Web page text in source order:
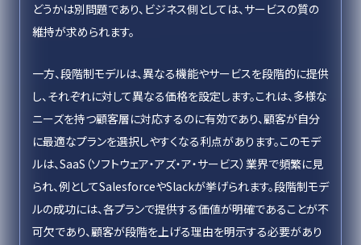
どうかは別問題であり、ビジネス側としては、サービスの質の
維持が求められます。
一方、段階制モデルは、異なる機能やサービスを段階的に提供
し、それぞれに対して異なる価格を設定します。これは、多様な
ニーズを持つ顧客層に対応するのに有効であり、顧客が自分
に最適なプランを選択しやすくなる利点があります。このモデ
ルは、SaaS（ソフトウェア・アズ・ア・サービス）業界で頻繁に見
られ、例としてSalesforceやSlackが挙げられます。段階制モデ
ルの成功には、各プランで提供する価値が明確であることが不
可欠であり、顧客が段階を上げる理由を明示する必要があり